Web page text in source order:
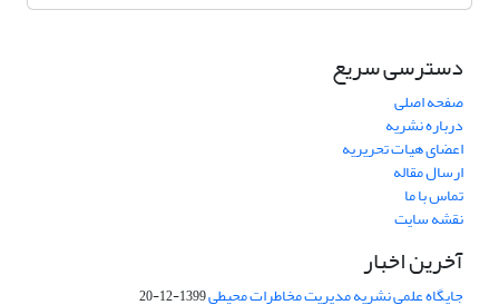
دسترسی سریع
صفحه اصلی
درباره نشریه
اعضای هیات تحریریه
ارسال مقاله
تماس با ما
نقشه سایت
آخرین اخبار
جایگاه علمی نشریه مدیریت مخاطرات محیطی1399-12-20